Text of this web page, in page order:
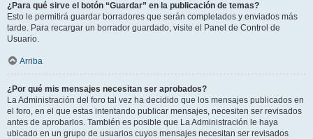
¿Para qué sirve el botón “Guardar” en la publicación de temas?
Esto le permitirá guardar borradores que serán completados y enviados más
tarde. Para recargar un borrador guardado, visite el Panel de Control de
Usuario.
Arriba
¿Por qué mis mensajes necesitan ser aprobados?
La Administración del foro tal vez ha decidido que los mensajes publicados en
el foro, en el que estas intentando publicar mensajes, necesiten ser revisados
antes de aprobarlos. También es posible que La Administración le haya
ubicado en un grupo de usuarios cuyos mensajes necesitan ser revisados